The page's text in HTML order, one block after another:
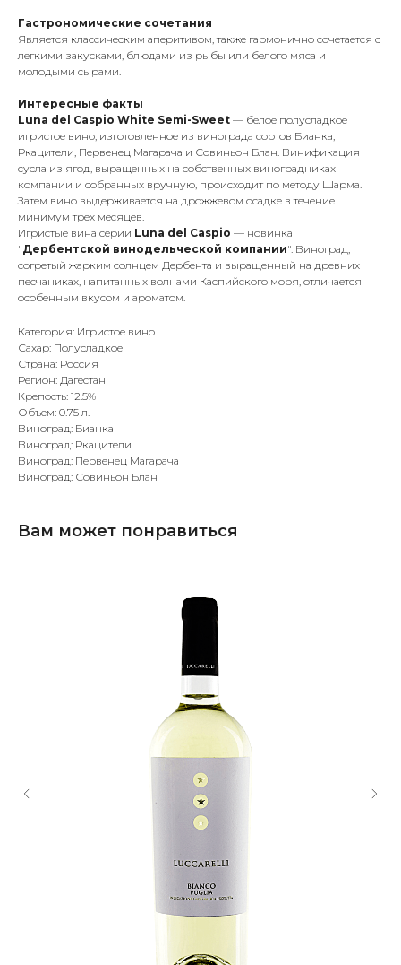
Гастрономические сочетания
Является классическим аперитивом, также гармонично сочетается с
легкими закусками, блюдами из рыбы или белого мяса и
молодыми сырами.
Интересные факты
Luna del Caspio White Semi-Sweet — белое полусладкое
игристое вино, изготовленное из винограда сортов Бианка,
Ркацители, Первенец Магарача и Совиньон Блан. Винификация
сусла из ягод, выращенных на собственных виноградниках
компании и собранных вручную, происходит по методу Шарма.
Затем вино выдерживается на дрожжевом осадке в течение
минимум трех месяцев.
Игристые вина серии Luna del Caspio — новинка
"Дербентской винодельческой компании". Виноград,
согретый жарким солнцем Дербента и выращенный на древних
песчаниках, напитанных волнами Каспийского моря, отличается
особенным вкусом и ароматом.
Категория: Игристое вино
Сахар: Полусладкое
Страна: Россия
Регион: Дагестан
Крепость: 12.5%
Объем: 0.75 л.
Виноград: Бианка
Виноград: Ркацители
Виноград: Первенец Магарача
Виноград: Совиньон Блан
Вам может понравиться